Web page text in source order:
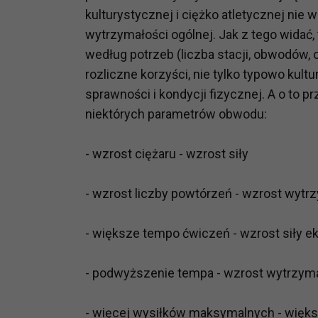
kulturystycznej i ciężko atletycznej nie
wytrzymałości ogólnej. Jak z tego
według potrzeb (liczba stacji,
rozliczne korzyści, nie tylko typowo
sprawności i kondycji fizycznej. A o to
niektórych parametrów obwodu:
- wzrost ciężaru - wzrost siły
- wzrost liczby powtórzeń - wzrost
- większe tempo ćwiczeń - wzrost siły
- podwyższenie tempa - wzrost
- więcej wysiłków maksymalnych -
potrzebom
Komu możemy przekazać
Zgodnie z obowiązującym
np. agencjom marketingowym,
obowiązującego prawa np.
prawną. Pragniemy też
Jakie masz prawa w stosunku
także wycofać zgodę na
Każde przetwarzanie Twoich
Podstawą prawną przetwarzania